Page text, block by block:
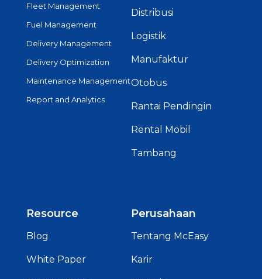
Fleet Management
Fuel Management
Delivery Management
Delivery Optimization
Maintenance Management
Report and Analytics
Distribusi
Logistik
Manufaktur
Otobus
Rantai Pendingin
Rental Mobil
Tambang
Resource
Blog
White Paper
Perusahaan
Tentang McEasy
Karir